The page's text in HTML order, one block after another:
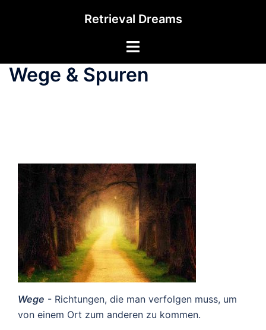
Retrieval Dreams
Menü
Wege & Spuren
Wege - Richtungen, die man verfolgen muss, um
von einem Ort zum anderen zu kommen.